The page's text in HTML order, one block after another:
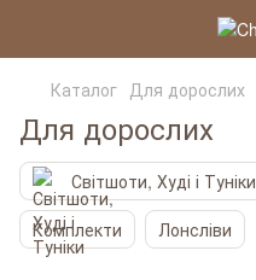
Каталог Для дорослих
Для дорослих
Світшоти, Худі і Туніки
Комплекти
Лонсліви